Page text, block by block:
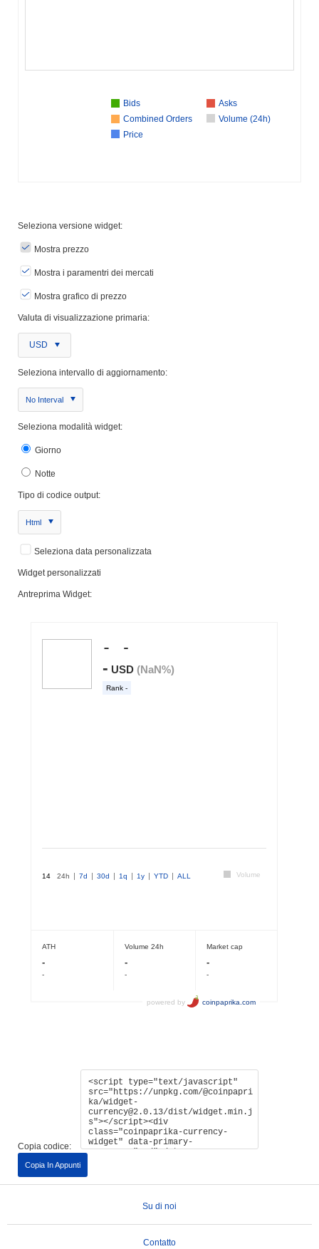
Bids
Asks
Combined Orders
Volume (24h)
Price
Seleziona versione widget:
Mostra prezzo
Mostra i paramentri dei mercati
Mostra grafico di prezzo
Valuta di visualizzazione primaria:
USD
Seleziona intervallo di aggiornamento:
No Interval
Seleziona modalità widget:
Giorno
Notte
Tipo di codice output:
Html
Seleziona data personalizzata
Widget personalizzati
Antreprima Widget:
Copia codice:
Copia In Appunti
Su di noi
Contatto